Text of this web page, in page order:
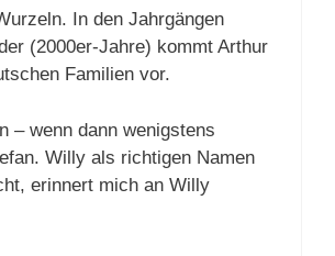
In den Jahrgängen
(2000er-Jahre) kommt Arthur
Familien vor.
– wenn dann wenigstens
Willy als richtigen Namen
erinnert mich an Willy